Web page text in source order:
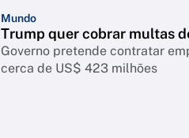
Mundo
Trump quer cobrar multas
Governo pretende contratar
cerca de US$ 423 milhões